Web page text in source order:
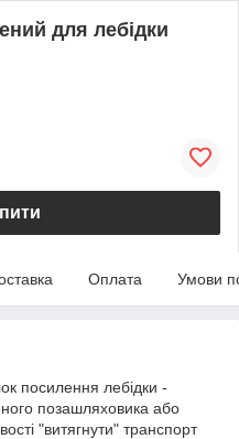
для лебідки
Оплата Умови
посилення лебідки -
позашляховика або
"витягнути" транспорт